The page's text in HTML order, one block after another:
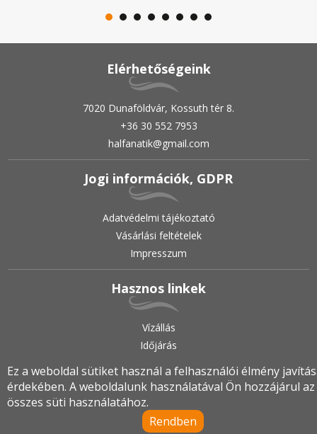
Elérhetőségeink
7020 Dunaföldvár, Kossuth tér 8.
+36 30 552 7953
halfanatik@gmail.com
Jogi információk, GDPR
Adatvédelmi tájékoztató
Vásárlási feltételek
Impresszum
Hasznos linkek
Vízállás
Időjárás
2019.•© halfanatik.hu•Minden jog fenntartva!
Ez a weboldal sütiket használ a felhasználói élmény
érdekében. A weboldalunk használatával Ön hozzájárul az
összes süti használatához.
Rendben